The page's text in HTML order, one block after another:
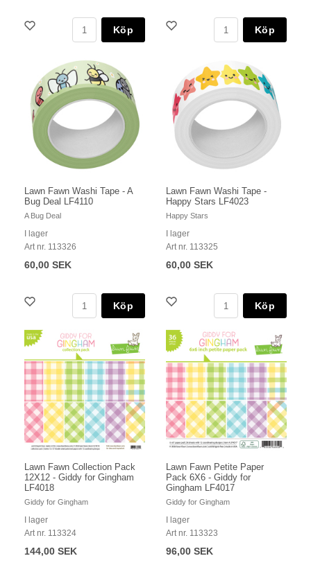
Köp Köp
Lawn Fawn Washi Tape - A
Bug Deal LF4110
A Bug Deal
I lager
Art nr. 113326
60,00 SEK
Köp
Lawn Fawn Washi Tape -
Happy Stars LF4023
Happy Stars
I lager
Art nr. 113325
60,00 SEK
Köp
Lawn Fawn Collection Pack
12X12 - Giddy for Gingham
LF4018
Giddy for Gingham
I lager
Art nr. 113324
144,00 SEK
Lawn Fawn Petite Paper
Pack 6X6 - Giddy for
Gingham LF4017
Giddy for Gingham
I lager
Art nr. 113323
96,00 SEK